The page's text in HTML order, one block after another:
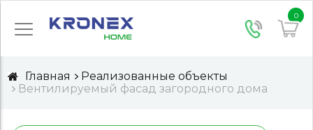
0
Главная
Реализованные объекты
Вентилируемый фасад загородного дома